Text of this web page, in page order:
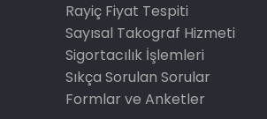
Rayiç Fiyat Tespiti
Sayısal Takograf Hizmeti
Sigortacılık İşlemleri
Sıkça Sorulan Sorular
Formlar ve Anketler